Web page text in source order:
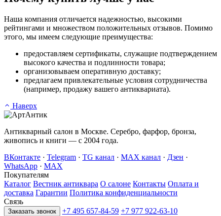
Наша компания отличается надежностью, высокими
рейтингами и множеством положительных отзывов. Помимо
этого, мы имеем следующие преимущества:
предоставляем сертификаты, служащие подтверждением
высокого качества и подлинности товара;
организовываем оперативную доставку;
предлагаем привлекательные условия сотрудничества
(например, продажу вашего антиквариата).
Наверх
Антикварный салон в Москве. Серебро, фарфор, бронза,
живопись и книги — с 2004 года.
ВКонтакте · Telegram · TG канал · MAX канал · Дзен ·
WhatsApp · MAX
Покупателям
Каталог Вестник антиквара О салоне Контакты Оплата и
доставка Гарантии Политика конфиденциальности
Связь
Заказать звонок +7 495 657-84-59 +7 977 922-63-10